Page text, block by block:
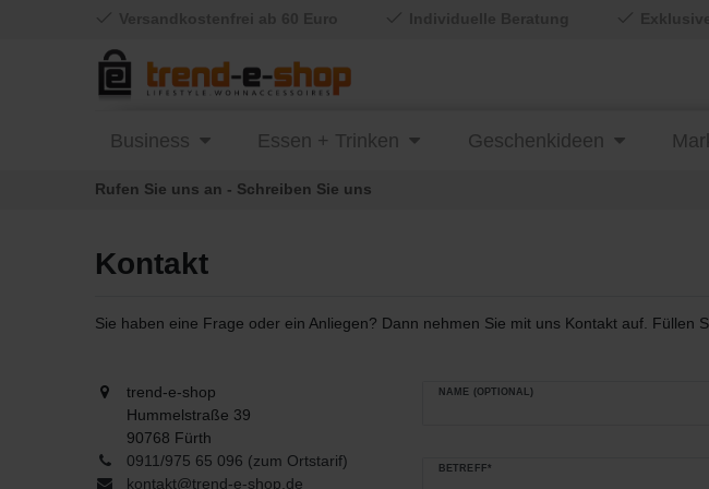
Business Essen + Trinken Geschenkideen
Rufen Sie uns an - Schreiben Sie uns
Kontakt
Sie haben eine Frage oder ein Anliegen? Dann nehmen Sie mit uns Kontakt auf.
trend-e-shop
Hummelstraße 39
90768 Fürth
0911/975 65 096 (zum Ortstarif)
kontakt@trend-e-shop.de
NAME (OPTIONAL)
BETREFF*